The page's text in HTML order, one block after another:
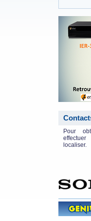
Pour
localiser.